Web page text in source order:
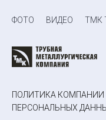
ФОТО ВИДЕО ТМК
ПОЛИТИКА
ПЕРСОНАЛЬНЫХ